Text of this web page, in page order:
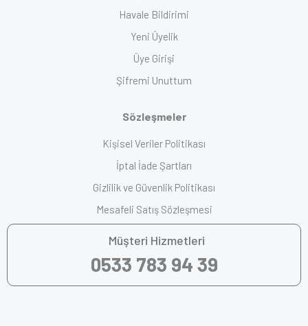
Havale Bildirimi
Yeni Üyelik
Üye Girişi
Şifremi Unuttum
Sözleşmeler
Kişisel Veriler Politikası
İptal İade Şartları
Gizlilik ve Güvenlik Politikası
Mesafeli Satış Sözleşmesi
Müşteri Hizmetleri
0533 783 94 39